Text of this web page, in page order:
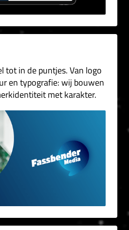
tot in de puntjes. Van logo
en typografie: wij bouwen
met karakter.